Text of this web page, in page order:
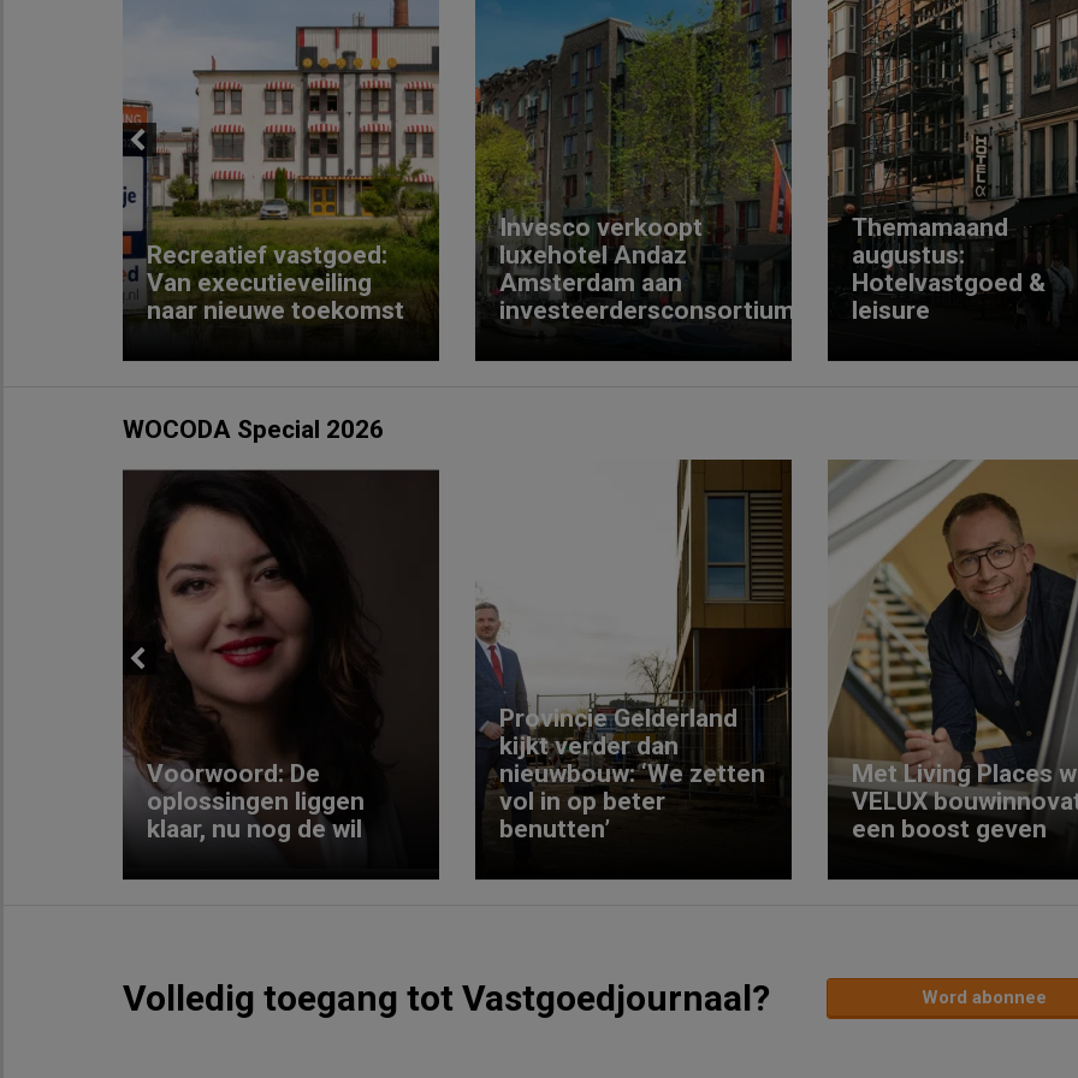
Previous
Recreatief vastgoed:
Van executieveiling
naar nieuwe toekomst
Invesco verkoopt
luxehotel Andaz
Amsterdam aan
investeerdersconsortium
Themamaand
augustus:
Hotelvastgoed &
leisure
WOCODA Special 2026
Previous
Voorwoord: De
oplossingen liggen
klaar, nu nog de wil
Provincie Gelderland
kijkt verder dan
nieuwbouw: ‘We zetten
vol in op beter
benutten’
Met Living Places
VELUX
een boost geven
Volledig toegang tot Vastgoedjournaal? Word abonnee